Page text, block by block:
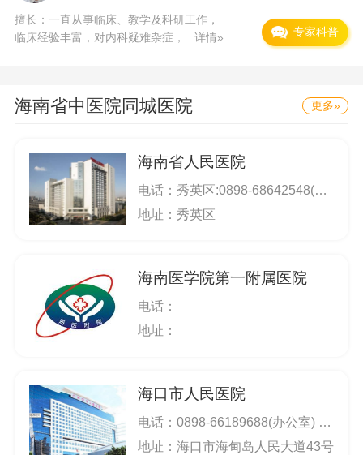
现代医学发展的新的医疗服务模式。以创新意识
的先导，加强内涵建设，强化科学管理，突出专
造精品医院。
擅长：一直从事临床、教学及科研工作，
临床经验丰富，对内科疑难杂症，...详情» 专家科普
海南省中医院同城医院 更多»
海南省人民医院
电话： 秀英区:0898-68642548(门诊咨询) 龙华区:0898-66225933(门诊咨询)
地址：秀英区
海南医学院第一附属医院
电话：
地址：
海口市人民医院
电话： 0898-66189688(办公室) 66189689(办公室)
地址：海口市海甸岛人民大道43号